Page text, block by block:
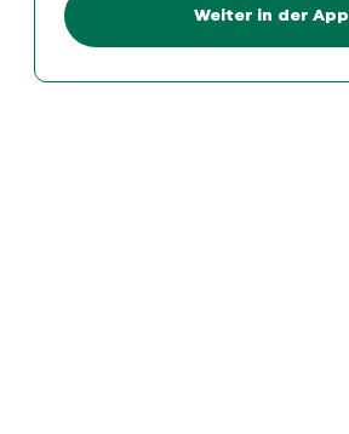
Weiter in der App